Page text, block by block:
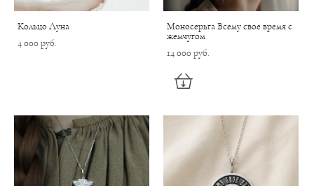
Кольцо Луна
4 000 pуб.
Моносерьга Всему свое время с
жемчугом
14 000 pуб.